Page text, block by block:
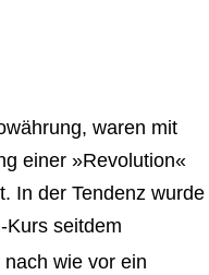
waren mit
einer »Revolution«
In der Tendenz wurde
Kurs seitdem
wie vor ein